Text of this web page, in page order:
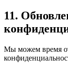
11.
Мы можем время